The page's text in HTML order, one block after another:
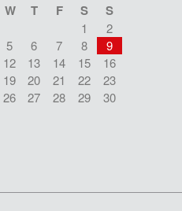
W T F S S
1
2
5 6 7 8
9
12 13 14 15
16
19 20 21 22
23
26 27 28 29
30